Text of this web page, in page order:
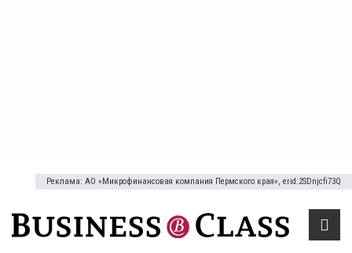
Реклама: АО «Микрофинансовая компания Пермского края», erid:2SDnjcfi73Q